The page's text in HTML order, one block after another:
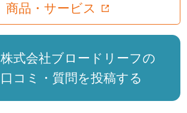
商品・サービス
株式会社ブロードリーフの
口コミ・質問を投稿する